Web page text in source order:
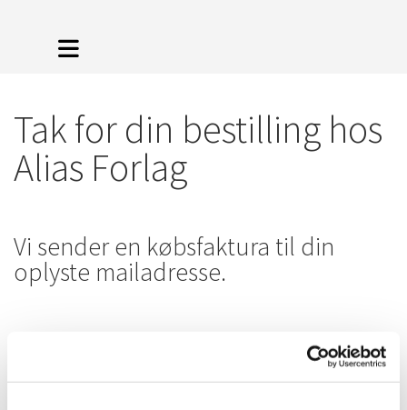
Tak for din bestilling hos
Alias Forlag
Vi sender en købsfaktura til din
oplyste mailadresse.
Når betalingen er registreret, sender